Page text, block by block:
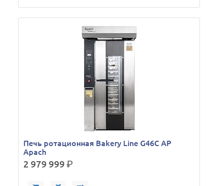
Печь ротационная Bakery Line G46C AP
Apach
2 979 999р.